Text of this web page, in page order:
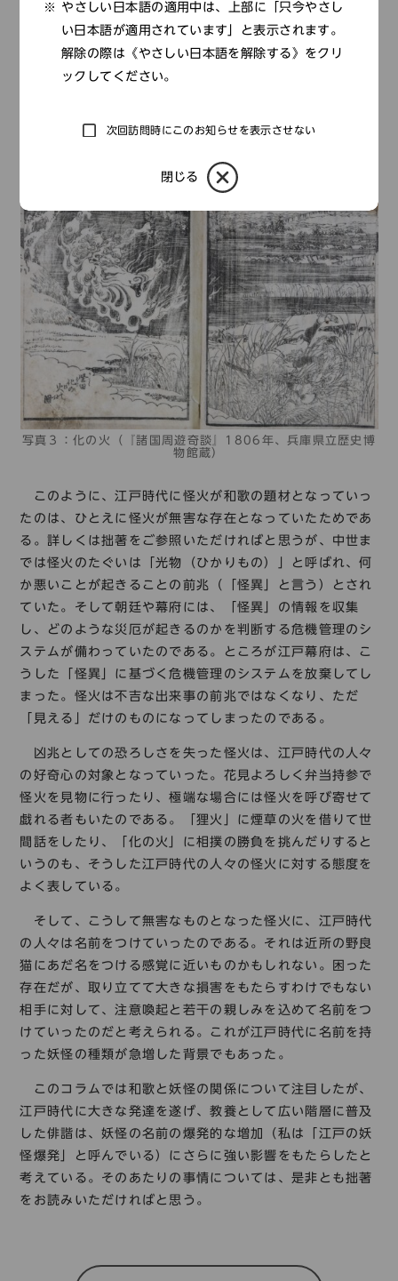
来ると、怖いのかなんなのかよくわからない。怪火と相撲
を取ろうとする方もする方だ。
ばけの火と聞てあふみにくれはとりあやしかたゝの
写真３：化の火（『諸国周遊奇談』1806年、兵庫県立歴史博
物館蔵）
このように、江戸時代に怪火が和歌の題材となっていっ
たのは、ひとえに怪火が無害な存在となっていたためであ
る。詳しくは拙著をご参照いただければと思うが、中世ま
では怪火のたぐいは「光物（ひかりもの）」と呼ばれ、何
か悪いことが起きることの前兆（「怪異」と言う）とされ
ていた。そして朝廷や幕府には、「怪異」の情報を収集
し、どのような災厄が起きるのかを判断する危機管理のシ
ステムが備わっていたのである。ところが江戸幕府は、こ
うした「怪異」に基づく危機管理のシステムを放棄してし
まった。怪火は不吉な出来事の前兆ではなくなり、ただ
「見える」だけのものになってしまったのである。
凶兆としての恐ろしさを失った怪火は、江戸時代の人々
の好奇心の対象となっていった。花見よろしく弁当持参で
怪火を見物に行ったり、極端な場合には怪火を呼び寄せて
戯れる者もいたのである。「狸火」に煙草の火を借りて世
間話をしたり、「化の火」に相撲の勝負を挑んだりすると
いうのも、そうした江戸時代の人々の怪火に対する態度を
よく表している。
そして、こうして無害なものとなった怪火に、江戸時代
の人々は名前をつけていったのである。それは近所の野良
猫にあだ名をつける感覚に近いものかもしれない。困った
存在だが、取り立てて大きな損害をもたらすわけでもない
相手に対して、注意喚起と若干の親しみを込めて名前をつ
けていったのだと考えられる。これが江戸時代に名前を持
った妖怪の種類が急増した背景でもあった。
このコラムでは和歌と妖怪の関係について注目したが、
江戸時代に大きな発達を遂げ、教養として広い階層に普及
した俳諧は、妖怪の名前の爆発的な増加（私は「江戸の妖
怪爆発」と呼んでいる）にさらに強い影響をもたらしたと
考えている。そのあたりの事情については、是非とも拙著
をお読みいただければと思う。
やさしい日本語の適用中は、上部に「只今やさし
い日本語が適用されています」と表示されます。
解除の際は《やさしい日本語を解除する》をクリ
ックしてください。
次回訪問時にこのお知らせを表示させない
閉じる